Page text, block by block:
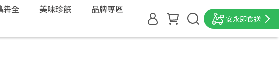
犇全 美味珍饌
品牌專區
安永即食送